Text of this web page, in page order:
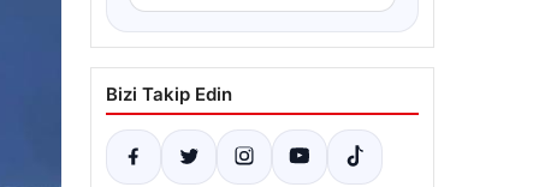
Bizi Takip Edin